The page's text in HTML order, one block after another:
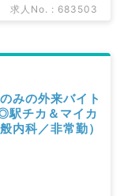
詳細等はお気軽
求人No. : 683503
みの外来バイト
駅チカ＆マイカ
内科／非常勤）